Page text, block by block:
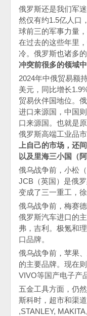
俄罗斯还是我们军
然仅有约1.5亿人口
球前三的军事力量
在过去的这些年里
冷。俄罗斯也诸多
冲突前很多的领域
2024年中俄贸易额
美元，同比增长
贸易伙伴国地位。
进口来源国，中国
口来源国。 也就是
俄罗斯高端工业品
上自己的市场，还
以及里海三小国（
俄乌战争前，小松
JCB （英国）是俄
变成了三一重工，
俄乌战争前，梅赛
俄罗斯汽车进口的
弗，吉利。极氪和
口品牌。
俄乌战争前，苹果
的主要品牌。现在
VIVO等国产电子产
五金工具方面，仍
斯科时，超市和渠
,STANLEY, MAKITA